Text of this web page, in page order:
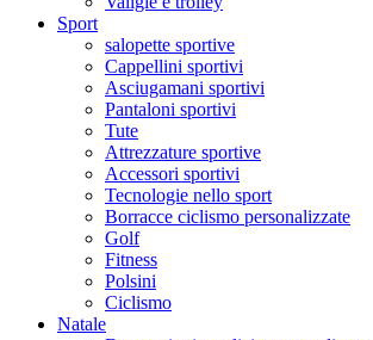
Sport
salopette sportive
Cappellini sportivi
Asciugamani sportivi
Pantaloni sportivi
Tute
Attrezzature sportive
Accessori sportivi
Tecnologie nello sport
Borracce ciclismo personalizzate
Golf
Fitness
Polsini
Ciclismo
Natale